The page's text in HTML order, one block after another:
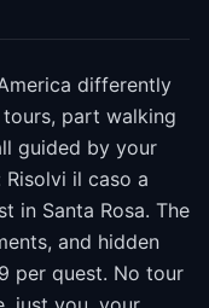
differently
part walking
guided by your
il caso a
in Santa Rosa. The
and hidden
per quest. No tour